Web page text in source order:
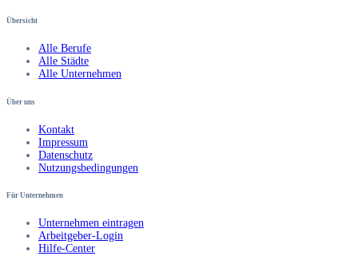
Übersicht
Alle Berufe
Alle Städte
Alle Unternehmen
Über uns
Kontakt
Impressum
Datenschutz
Nutzungsbedingungen
Für Unternehmen
Unternehmen eintragen
Arbeitgeber-Login
Hilfe-Center